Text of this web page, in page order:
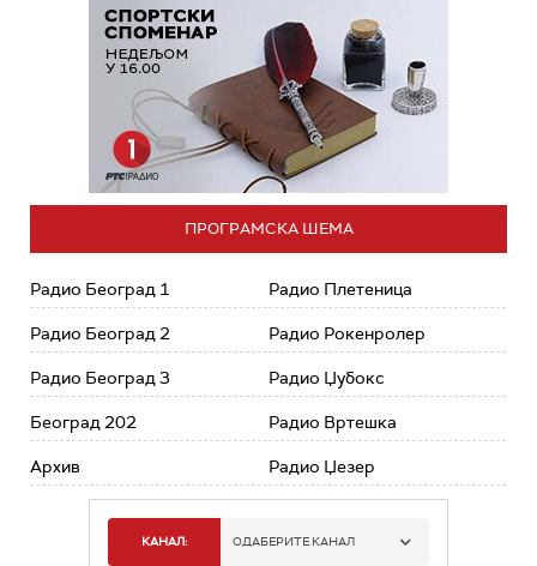
ПРОГРАМСКА ШЕМА
Радио Београд 1
Радио Београд 2
Радио Београд 3
Београд 202
Архив
Радио Плетеница
Радио Рокенролер
Радио Џубокс
Радио Вртешка
Радио Џезер
КАНАЛ: ОДАБЕРИТЕ КАНАЛ